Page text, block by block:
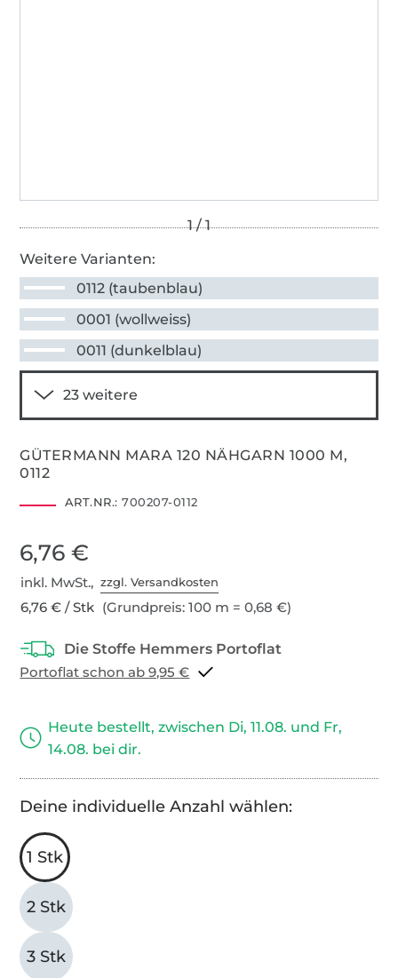
Weitere Varianten:
0112 (taubenblau)
0001 (wollweiss)
0011 (dunkelblau)
GÜTERMANN MARA 120 NÄHGARN 1000 M,
0112
ART.NR.: 700207-0112
6,76 €
inkl. MwSt.,zzgl. Versandkosten
6,76 € / Stk (Grundpreis: 100 m = 0,68 €)
Portoflat schon ab 9,95 €
Heute bestellt, zwischen Di, 11.08. und Fr,
14.08. bei dir.
Deine individuelle Anzahl wählen:
1 Stk
2 Stk
3 Stk